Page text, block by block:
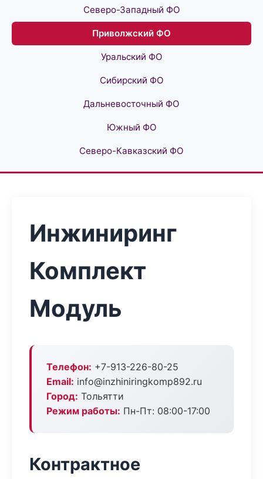
Северо-Западный ФО
Приволжский ФО
Уральский ФО
Сибирский ФО
Дальневосточный ФО
Южный ФО
Северо-Кавказский ФО
Инжиниринг
Комплект
Модуль
Телефон: +7-913-226-80-25
Email: info@inzhiniringkomp892.ru
Город: Тольятти
Режим работы: Пн-Пт: 08:00-17:00
Контрактное